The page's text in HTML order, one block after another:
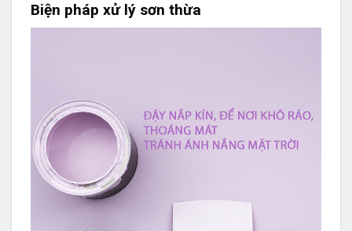
Biện pháp xử lý sơn thừa